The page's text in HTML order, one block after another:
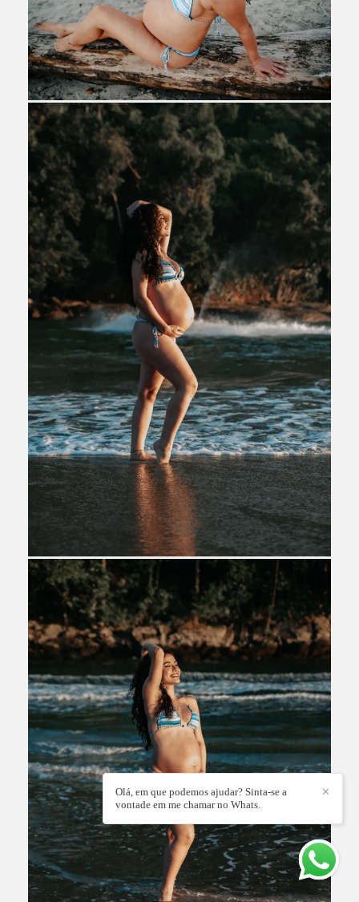
✕
Olá, em que podemos ajudar? Sinta-se a
vontade em me chamar no Whats.